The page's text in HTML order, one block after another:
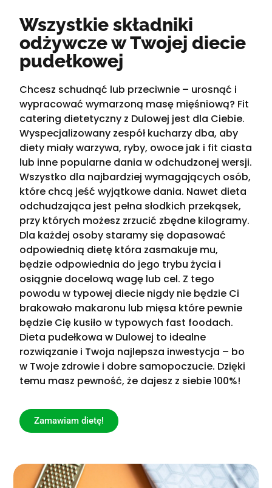
Wszystkie składniki
odżywcze w Twojej diecie
pudełkowej
Chcesz schudnąć lub przeciwnie – urosnąć i
wypracować wymarzoną masę mięśniową? Fit
catering dietetyczny z Dulowej jest dla Ciebie.
Wyspecjalizowany zespół kucharzy dba, aby
diety miały warzywa, ryby, owoce jak i fit ciasta
lub inne popularne dania w odchudzonej wersji.
Wszystko dla najbardziej wymagających osób,
które chcą jeść wyjątkowe dania. Nawet dieta
odchudzająca jest pełna słodkich przekąsek,
przy których możesz zrzucić zbędne kilogramy.
Dla każdej osoby staramy się dopasować
odpowiednią dietę która zasmakuje mu,
będzie odpowiednia do jego trybu życia i
osiągnie docelową wagę lub cel. Z tego
powodu w typowej diecie nigdy nie będzie Ci
brakowało makaronu lub mięsa które pewnie
będzie Cię kusiło w typowych fast foodach.
Dieta pudełkowa w Dulowej to idealne
rozwiązanie i Twoja najlepsza inwestycja – bo
w Twoje zdrowie i dobre samopoczucie. Dzięki
temu masz pewność, że dajesz z siebie 100%!
Zamawiam dietę!